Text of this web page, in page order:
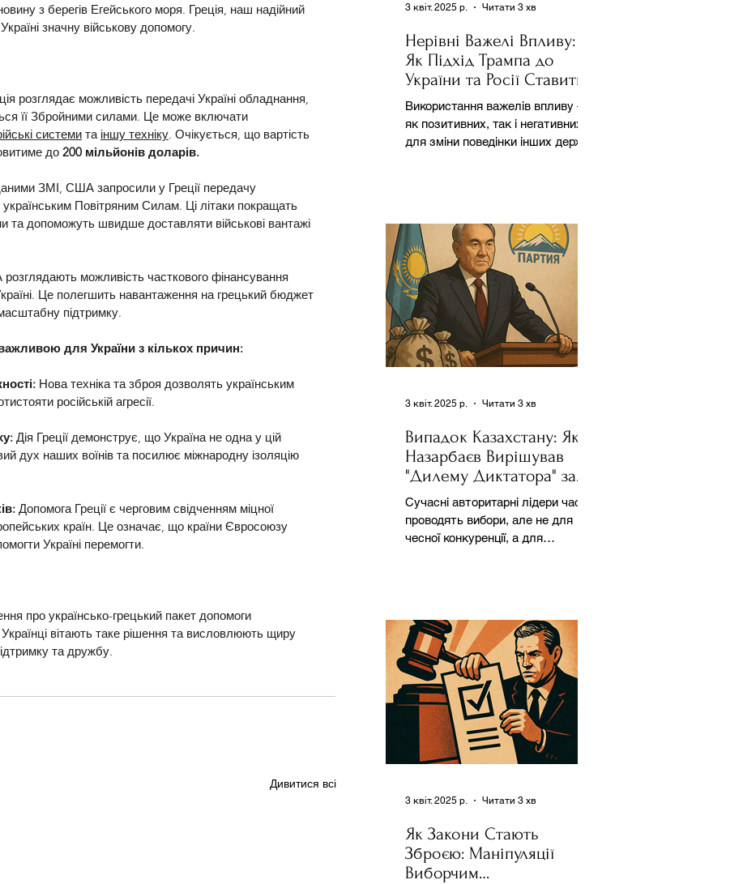
з берегів Егейського моря. Греція, наш надійний
значну військову допомогу.
розглядає можливість передачі Україні обладнання,
її Збройними силами. Це може включати
системи та іншу техніку. Очікується, що вартість
до 200 мільйонів доларів.
ЗМІ, США запросили у Греції передачу
українським Повітряним Силам. Ці літаки покращать
та допоможуть швидше доставляти військові вантажі
можливість часткового фінансування
Це полегшить навантаження на грецький бюджет
підтримку.
для України з кількох причин:
Нова техніка та зброя дозволять українським
російській агресії.
Дія Греції демонструє, що Україна не одна у цій
дух наших воїнів та посилює міжнародну ізоляцію
Допомога Греції є черговим свідченням міцної
країн. Це означає, що країни Євросоюзу
Україні перемогти.
про українсько-грецький пакет допомоги
вітають таке рішення та висловлюють щиру
та дружбу.
Дивитися всі
Нерівні Важелі Впливу:
Як Підхід Трампа до
України та Росії Ставить
під Сумнів Американську
Держполітику
Використання важелів впливу –
як позитивних, так і негативних –
для зміни поведінки інших держав
3 квіт. 2025 р. Читати 3 хв
Випадок Казахстану: Як
Назарбаєв Вирішував
"Дилему Диктатора" за
Допомогою Ресурсів та
Партії
Сучасні авторитарні лідери часто
проводять вибори, але не для
чесної конкуренції, а для
3 квіт. 2025 р. Читати 3 хв
Як Закони Стають
Зброєю: Маніпуляції
Виборчим
3 квіт. 2025 р. Читати 3 хв